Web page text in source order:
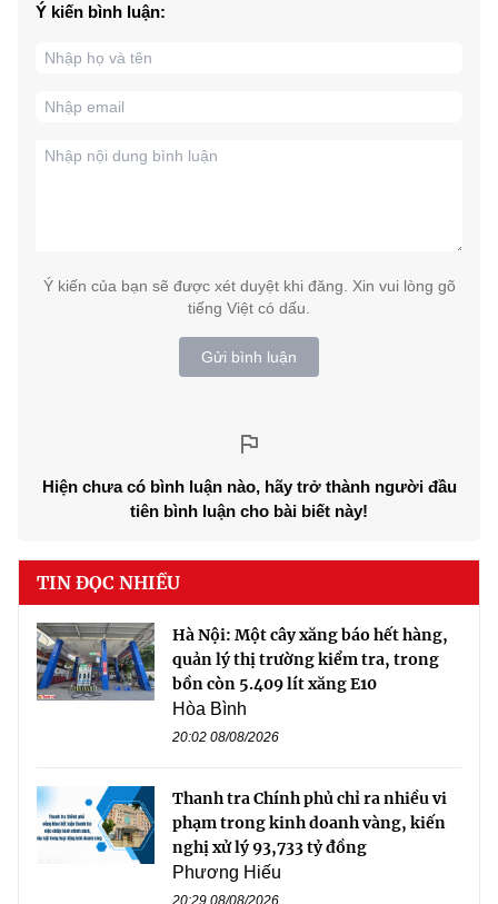
Ý kiến bình luận:
Ý kiến của bạn sẽ được xét duyệt khi đăng. Xin vui lòng gõ
tiếng Việt có dấu.
Gửi bình luận
Hiện chưa có bình luận nào, hãy trở thành người đầu
tiên bình luận cho bài biết này!
TIN ĐỌC NHIỀU
Hà Nội: Một cây xăng báo hết hàng,
quản lý thị trường kiểm tra, trong
bồn còn 5.409 lít xăng E10
Hòa Bình
20:02 08/08/2026
Thanh tra Chính phủ chỉ ra nhiều vi
phạm trong kinh doanh vàng, kiến
nghị xử lý 93,733 tỷ đồng
Phương Hiếu
20:29 08/08/2026